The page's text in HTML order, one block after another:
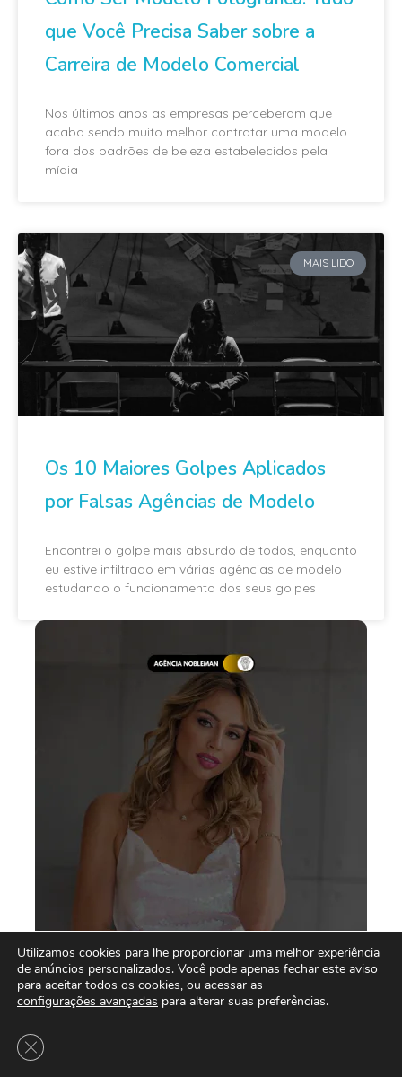
que Você Precisa Saber sobre a
Carreira de Modelo Comercial
Nos últimos anos as empresas perceberam que
acaba sendo muito melhor contratar uma modelo
fora dos padrões de beleza estabelecidos pela
mídia
MAIS LIDO
Os 10 Maiores Golpes Aplicados
por Falsas Agências de Modelo
Encontrei o golpe mais absurdo de todos, enquanto
eu estive infiltrado em várias agências de modelo
estudando o funcionamento dos seus golpes
Utilizamos cookies para lhe proporcionar uma melhor experiência
de anúncios personalizados. Você pode apenas fechar este aviso
para aceitar todos os cookies, ou acessar as
configurações avançadas para alterar suas preferências.
Close GDPR Cookie Banner